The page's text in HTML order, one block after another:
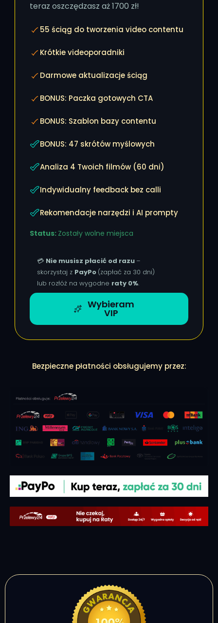
teraz oszczędzasz aż 1700 zł!
55 ściąg do tworzenia video contentu
Krótkie videoporadniki
Darmowe aktualizacje ściąg
BONUS: Paczka gotowych CTA
BONUS: Szablon bazy contentu
BONUS: 47 skrótów myślowych
Analiza 4 Twoich filmów (60 dni)
Indywidualny feedback bez calli
Rekomendacje narzędzi i AI prompty
Status: Zostały wolne miejsca
💳 Nie musisz płacić od razu –
skorzystaj z PayPo (zapłać za 30 dni)
lub rozłóż na wygodne raty 0%.
Wybieram
VIP
Bezpieczne płatności obsługujemy przez: